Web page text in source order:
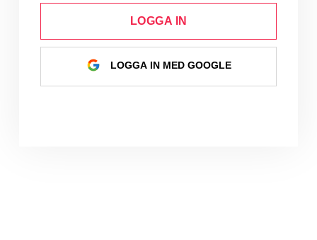
LOGGA IN
LOGGA IN MED GOOGLE